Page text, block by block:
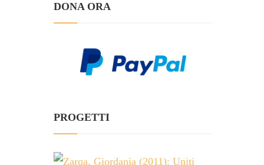
DONA ORA
PROGETTI